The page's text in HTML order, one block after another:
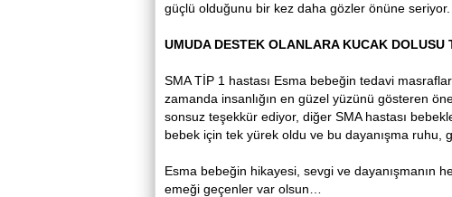
güçlü olduğunu bir kez daha gözler önüne seriyor.
UMUDA DESTEK OLANLARA KUCAK DOLUSU
SMA TİP 1 hastası Esma bebeğin tedavi
zamanda insanlığın en güzel yüzünü gösteren
sonsuz teşekkür ediyor, diğer SMA hastası
bebek için tek yürek oldu ve bu dayanışma ruhu,
Esma bebeğin hikayesi, sevgi ve dayanışmanın
emeği geçenler var olsun…